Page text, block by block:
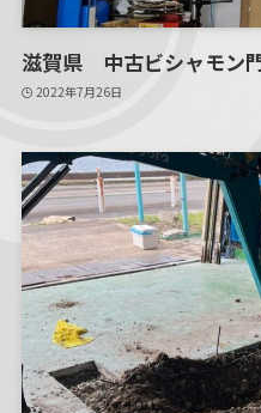
滋賀県 中古ビシャモン
2022年7月26日